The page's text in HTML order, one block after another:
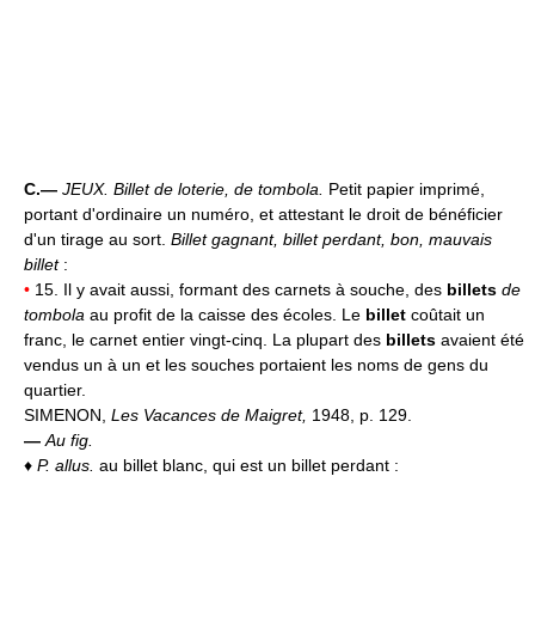
C.— JEUX. Billet de loterie, de tombola. Petit papier imprimé,
portant d'ordinaire un numéro, et attestant le droit de bénéficier
d'un tirage au sort. Billet gagnant, billet perdant, bon, mauvais
billet:
• 15. Il y avait aussi, formant des carnets à souche, des billets de
tombola au profit de la caisse des écoles. Le billet coûtait un
franc, le carnet entier vingt-cinq. La plupart des billets avaient été
vendus un à un et les souches portaient les noms de gens du
quartier.
SIMENON, Les Vacances de Maigret, 1948, p. 129.
— Au fig.
♦ P. allus. au billet blanc, qui est un billet perdant :